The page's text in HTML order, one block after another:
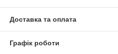
Доставка та оплата
Графік роботи